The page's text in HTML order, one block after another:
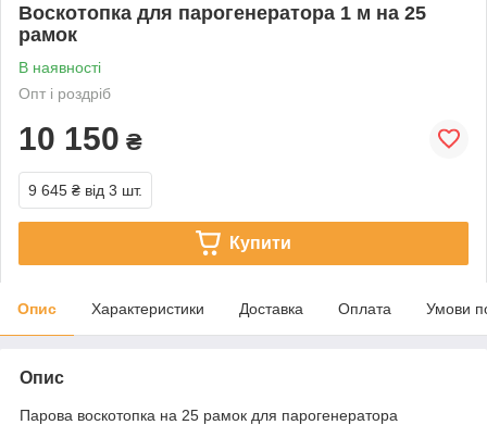
Воскотопка для парогенератора 1 м на 25
рамок
В наявності
Опт і роздріб
10 150 ₴
9 645 ₴ від 3 шт.
Купити
Опис Характеристики Доставка Оплата Умови
Опис
Парова воскотопка на 25 рамок для парогенератора